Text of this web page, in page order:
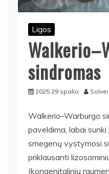
Ligos
sindromas
2025 29 spalio
Walkerio–Warburgo
paveldima, labai
smegenų vystymosi
priklausanti
(kongenitalinių